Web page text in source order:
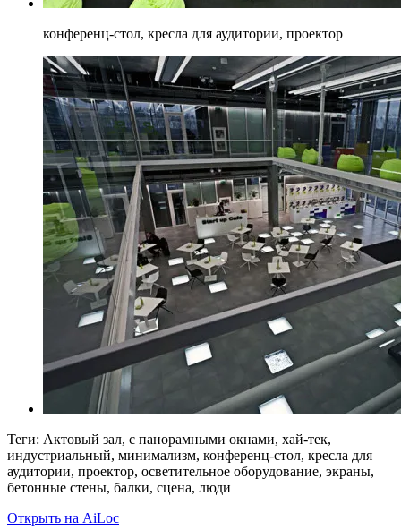
конференц-стол, кресла для аудитории, проектор
Теги: Актовый зал, с панорамными окнами, хай-тек,
индустриальный, минимализм, конференц-стол, кресла для
аудитории, проектор, осветительное оборудование, экраны,
бетонные стены, балки, сцена, люди
Открыть на AiLoc